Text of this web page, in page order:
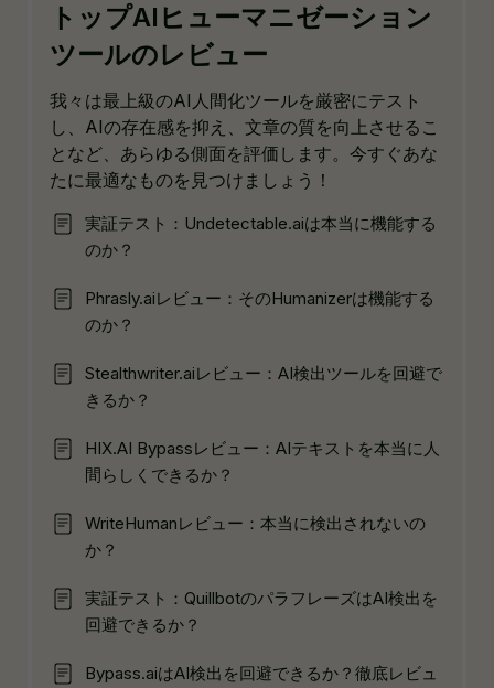
トップAIヒューマニゼーション
ツールのレビュー
我々は最上級のAI人間化ツールを厳密にテスト
し、AIの存在感を抑え、文章の質を向上させるこ
となど、あらゆる側面を評価します。今すぐあな
たに最適なものを見つけましょう！
実証テスト：Undetectable.aiは本当に機能する
のか？
Phrasly.aiレビュー：そのHumanizerは機能する
のか？
Stealthwriter.aiレビュー：AI検出ツールを回避で
きるか？
HIX.AI Bypassレビュー：AIテキストを本当に人
間らしくできるか？
WriteHumanレビュー：本当に検出されないの
か？
実証テスト：QuillbotのパラフレーズはAI検出を
回避できるか？
Bypass.aiはAI検出を回避できるか？徹底レビュ